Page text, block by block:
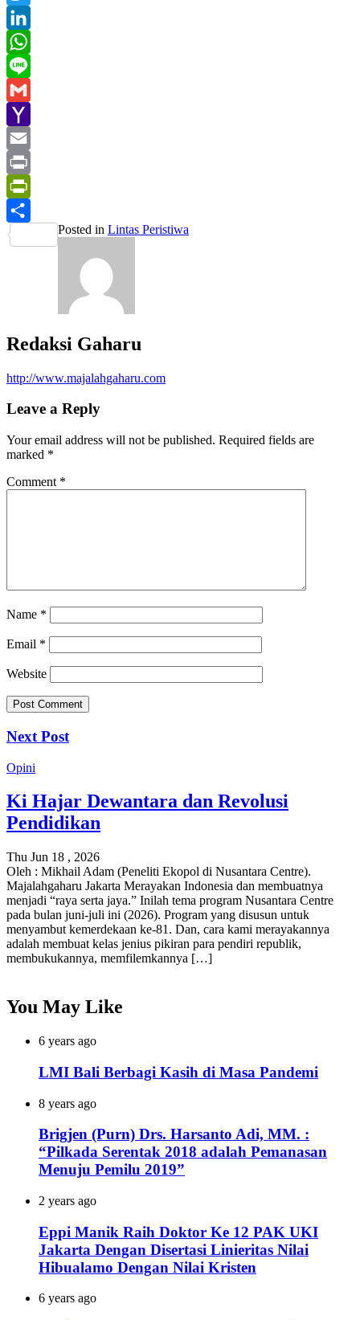
Twitter
LinkedIn
WhatsApp
Line
Gmail
Yahoo
Mail
Email
Print
PrintFriendly
Share
Posted in Lintas Peristiwa
Redaksi Gaharu
http://www.majalahgaharu.com
Leave a Reply
Your email address will not be published. Required fields are
marked *
Comment *
Name *
Email *
Website
Next Post
Opini
Ki Hajar Dewantara dan Revolusi
Pendidikan
Thu Jun 18 , 2026
Oleh : Mikhail Adam (Peneliti Ekopol di Nusantara Centre).
Majalahgaharu Jakarta Merayakan Indonesia dan membuatnya
menjadi “raya serta jaya.” Inilah tema program Nusantara Centre
pada bulan juni-juli ini (2026). Program yang disusun untuk
menyambut kemerdekaan ke-81. Dan, cara kami merayakannya
adalah membuat kelas jenius pikiran para pendiri republik,
membukukannya, memfilemkannya […]
You May Like
6 years ago
LMI Bali Berbagi Kasih di Masa Pandemi
8 years ago
Brigjen (Purn) Drs. Harsanto Adi, MM. :
“Pilkada Serentak 2018 adalah Pemanasan
Menuju Pemilu 2019”
2 years ago
Eppi Manik Raih Doktor Ke 12 PAK UKI
Jakarta Dengan Disertasi Linieritas Nilai
Hibualamo Dengan Nilai Kristen
6 years ago